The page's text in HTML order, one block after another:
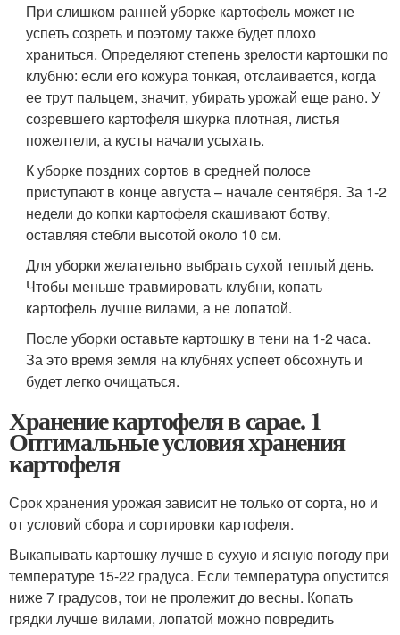
При слишком ранней уборке картофель может не
успеть созреть и поэтому также будет плохо
храниться. Определяют степень зрелости картошки по
клубню: если его кожура тонкая, отслаивается, когда
ее трут пальцем, значит, убирать урожай еще рано. У
созревшего картофеля шкурка плотная, листья
пожелтели, а кусты начали усыхать.
К уборке поздних сортов в средней полосе
приступают в конце августа – начале сентября. За 1-2
недели до копки картофеля скашивают ботву,
оставляя стебли высотой около 10 см.
Для уборки желательно выбрать сухой теплый день.
Чтобы меньше травмировать клубни, копать
картофель лучше вилами, а не лопатой.
После уборки оставьте картошку в тени на 1-2 часа.
За это время земля на клубнях успеет обсохнуть и
будет легко очищаться.
Хранение картофеля в сарае. 1
Оптимальные условия хранения
картофеля
Срок хранения урожая зависит не только от сорта, но и
от условий сбора и сортировки картофеля.
Выкапывать картошку лучше в сухую и ясную погоду при
температуре 15-22 градуса. Если температура опустится
ниже 7 градусов, тои не пролежит до весны. Копать
грядки лучше вилами, лопатой можно повредить